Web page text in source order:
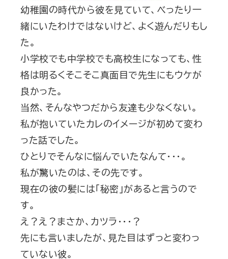
幼稚園の時代から彼を見ていて、べったり一
緒にいたわけではないけど、よく遊んだりもし
た。
小学校でも中学校でも高校生になっても、性
格は明るくそこそこ真面目で先生にもウケが
良かった。
当然、そんなやつだから友達も少なくない。
私が抱いていたカレのイメージが初めて変わ
った話でした。
ひとりでそんなに悩んでいたなんて・・・。
私が驚いたのは、その先です。
現在の彼の髪には「秘密」があると言うので
す。
え？え？まさか、カツラ・・・？
先にも言いましたが、見た目はずっと変わっ
ていない彼。